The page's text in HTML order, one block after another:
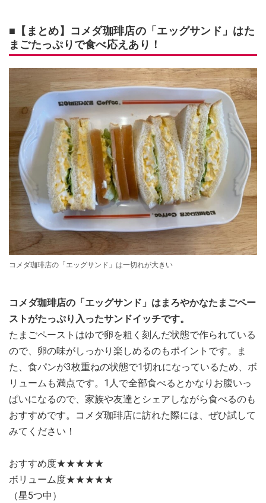
■【まとめ】コメダ珈琲店の「エッグサンド」はた
まごたっぷりで食べ応えあり！
コメダ珈琲店の「エッグサンド」は一切れが大きい
コメダ珈琲店の「エッグサンド」はまろやかなたまごペー
ストがたっぷり入ったサンドイッチです。
たまごペーストはゆで卵を粗く刻んだ状態で作られている
ので、卵の味がしっかり楽しめるのもポイントです。ま
た、食パンが3枚重ねの状態で1切れになっているため、ボ
リュームも満点です。1人で全部食べるとかなりお腹いっ
ぱいになるので、家族や友達とシェアしながら食べるのも
おすすめです。コメダ珈琲店に訪れた際には、ぜひ試して
みてください！
おすすめ度★★★★★
ボリューム度★★★★★
（星5つ中）